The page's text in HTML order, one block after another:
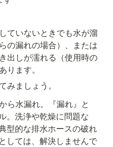
ていないときでも水が溜
の漏れの場合）、または
出しが濡れる（使用時の
ります。
みましょう。
ら水漏れ。『漏れ』と
。洗浄や乾燥に問題な
型的な排水ホースの破れ
しては、解決しませんで